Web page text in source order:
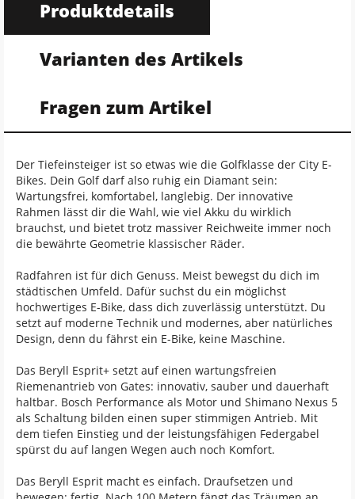
Produktdetails
Varianten des Artikels
Fragen zum Artikel
Der Tiefeinsteiger ist so etwas wie die Golfklasse der City E-
Bikes. Dein Golf darf also ruhig ein Diamant sein:
Wartungsfrei, komfortabel, langlebig. Der innovative
Rahmen lässt dir die Wahl, wie viel Akku du wirklich
brauchst, und bietet trotz massiver Reichweite immer noch
die bewährte Geometrie klassischer Räder.
Radfahren ist für dich Genuss. Meist bewegst du dich im
städtischen Umfeld. Dafür suchst du ein möglichst
hochwertiges E-Bike, dass dich zuverlässig unterstützt. Du
setzt auf moderne Technik und modernes, aber natürliches
Design, denn du fährst ein E-Bike, keine Maschine.
Das Beryll Esprit+ setzt auf einen wartungsfreien
Riemenantrieb von Gates: innovativ, sauber und dauerhaft
haltbar. Bosch Performance als Motor und Shimano Nexus 5
als Schaltung bilden einen super stimmigen Antrieb. Mit
dem tiefen Einstieg und der leistungsfähigen Federgabel
spürst du auf langen Wegen auch noch Komfort.
Das Beryll Esprit macht es einfach. Draufsetzen und